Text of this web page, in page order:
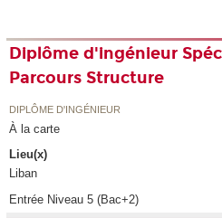
Diplôme d'ingénieur
Parcours Structure
DIPLÔME D'INGÉNIEUR
À la carte
Lieu(x)
Liban
Entrée Niveau 5 (Bac+2)